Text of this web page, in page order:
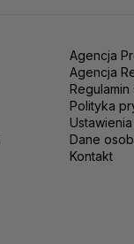
Agencja
Agencja
Regulamin
Polityka
Dane
Kontakt